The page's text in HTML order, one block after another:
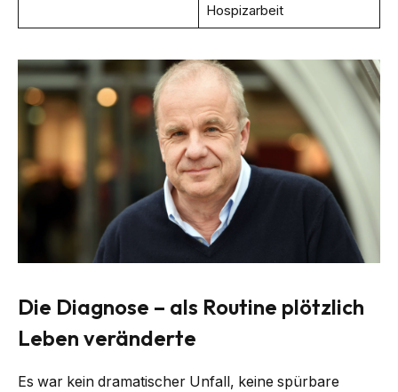
Hospizarbeit
Die Diagnose – als Routine plötzlich
Leben veränderte
Es war kein dramatischer Unfall, keine spürbare